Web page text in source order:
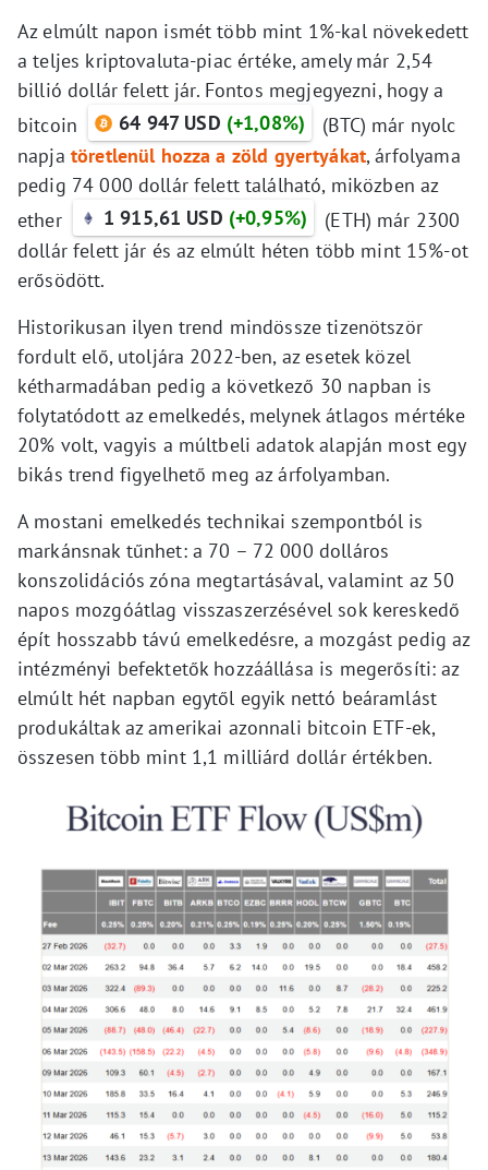
Az elmúlt napon ismét több mint 1%-kal növekedett
a teljes kriptovaluta-piac értéke, amely már 2,54
billió dollár felett jár. Fontos megjegyezni, hogy a
bitcoin
64 947 USD (+1,08%)
(BTC) már nyolc
napja töretlenül hozza a zöld gyertyákat, árfolyama
pedig 74 000 dollár felett található, miközben az
ether
1 915,61 USD (+0,95%)
(ETH) már 2300
dollár felett jár és az elmúlt héten több mint 15%-ot
erősödött.
Historikusan ilyen trend mindössze tizenötször
fordult elő, utoljára 2022-ben, az esetek közel
kétharmadában pedig a következő 30 napban is
folytatódott az emelkedés, melynek átlagos mértéke
20% volt, vagyis a múltbeli adatok alapján most egy
bikás trend figyelhető meg az árfolyamban.
A mostani emelkedés technikai szempontból is
markánsnak tűnhet: a 70 – 72 000 dolláros
konszolidációs zóna megtartásával, valamint az 50
napos mozgóátlag visszaszerzésével sok kereskedő
épít hosszabb távú emelkedésre, a mozgást pedig az
intézményi befektetők hozzáállása is megerősíti: az
elmúlt hét napban egytől egyik nettó beáramlást
produkáltak az amerikai azonnali bitcoin ETF-ek,
összesen több mint 1,1 milliárd dollár értékben.